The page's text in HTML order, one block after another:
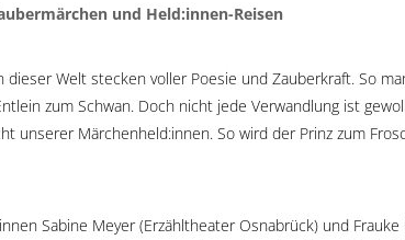
und Held:innen-Reisen
dieser Welt stecken voller Poesie und Zauberkraft. So
zum Schwan. Doch nicht jede Verwandlung ist
unserer Märchenheld:innen. So wird der Prinz zum
Sabine Meyer (Erzähltheater Osnabrück) und